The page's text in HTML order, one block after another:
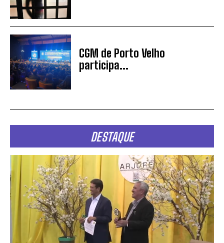
CGM de Porto Velho
participa...
DESTAQUE